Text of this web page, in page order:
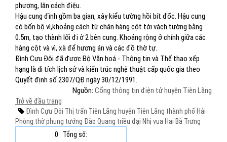
phượng, lân cách điệu.
Hậu cung đình gồm ba gian, xây kiểu tường hồi bít đốc. Hậu cung
có bốn bộ vì,khoảng cách từ chân hàng cột tới vách tường bằng
0.5m, tạo thành lối đi ở 2 bên cung. Khoảng rộng ở chính giữa các
hàng cột và vì, xà để hương án và các đồ thờ tự.
Đình Cựu Đôi đã được Bộ Văn hoá - Thông tin và Thể thao xếp
hạng là di tích lịch sử và kiến trúc nghệ thuật cấp quốc gia theo
Quyết định số 2307/QĐ ngày 30/12/1991.
Nguồn: Cổng thông tin điện tử huyện Tiên Lãng
Trở về đầu trang
Đình Cựu Đôi Thị trấn Tiên Lãng huyện Tiên Lãng thành phố Hải
Phòng thờ phụng tướng Đào Quang triều đại Nhị vua Hai Bà Trưng
0
Tổng số: